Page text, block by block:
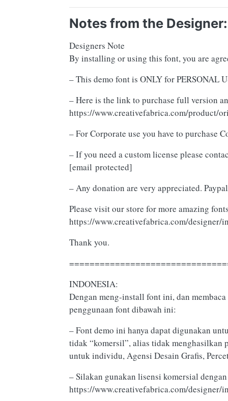
Notes from the Designer:
Designers Note
By installing or using this font, you are
– This demo font is ONLY for PERSONAL
– Here is the link to purchase full version
https://www.creativefabrica.com/product/
– For Corporate use you have to purchase
– If you need a custom license please
[email protected]
– Any donation are very appreciated.
Please visit our store for more amazing
https://www.creativefabrica.com/
Thank you.
INDONESIA:
Dengan meng-install font ini, dan
penggunaan font dibawah ini:
– Font demo ini hanya dapat digunakan
tidak “komersil”, alias tidak menghasilkan
untuk individu, Agensi Desain Grafis,
– Silakan gunakan lisensi komersial
https://www.creativefabrica.com/